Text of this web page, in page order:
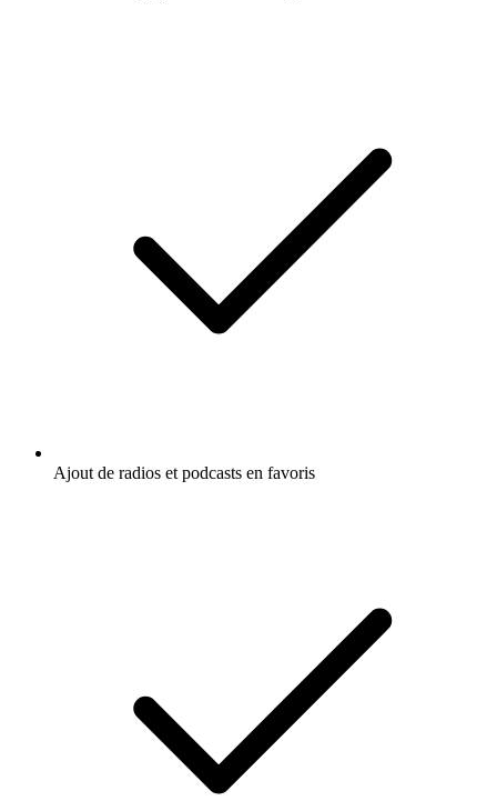
Ajout de radios et podcasts en favoris